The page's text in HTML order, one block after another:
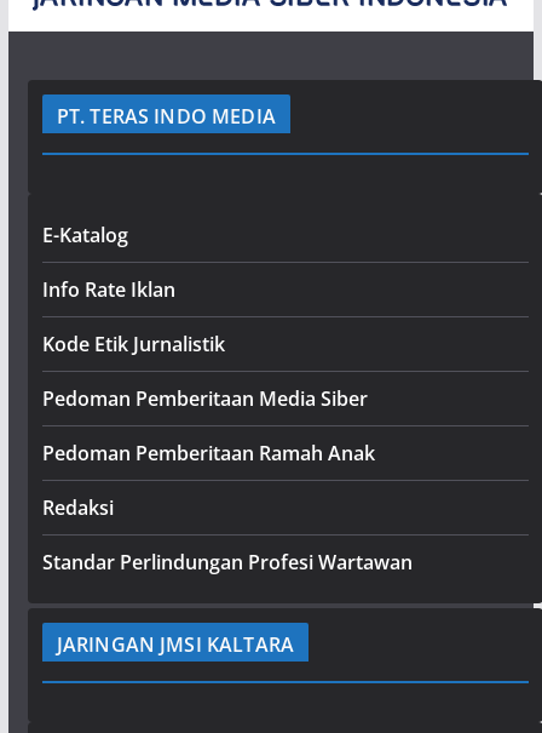
PT. TERAS INDO MEDIA
E-Katalog
Info Rate Iklan
Kode Etik Jurnalistik
Pedoman Pemberitaan Media Siber
Pedoman Pemberitaan Ramah Anak
Redaksi
Standar Perlindungan Profesi Wartawan
JARINGAN JMSI KALTARA